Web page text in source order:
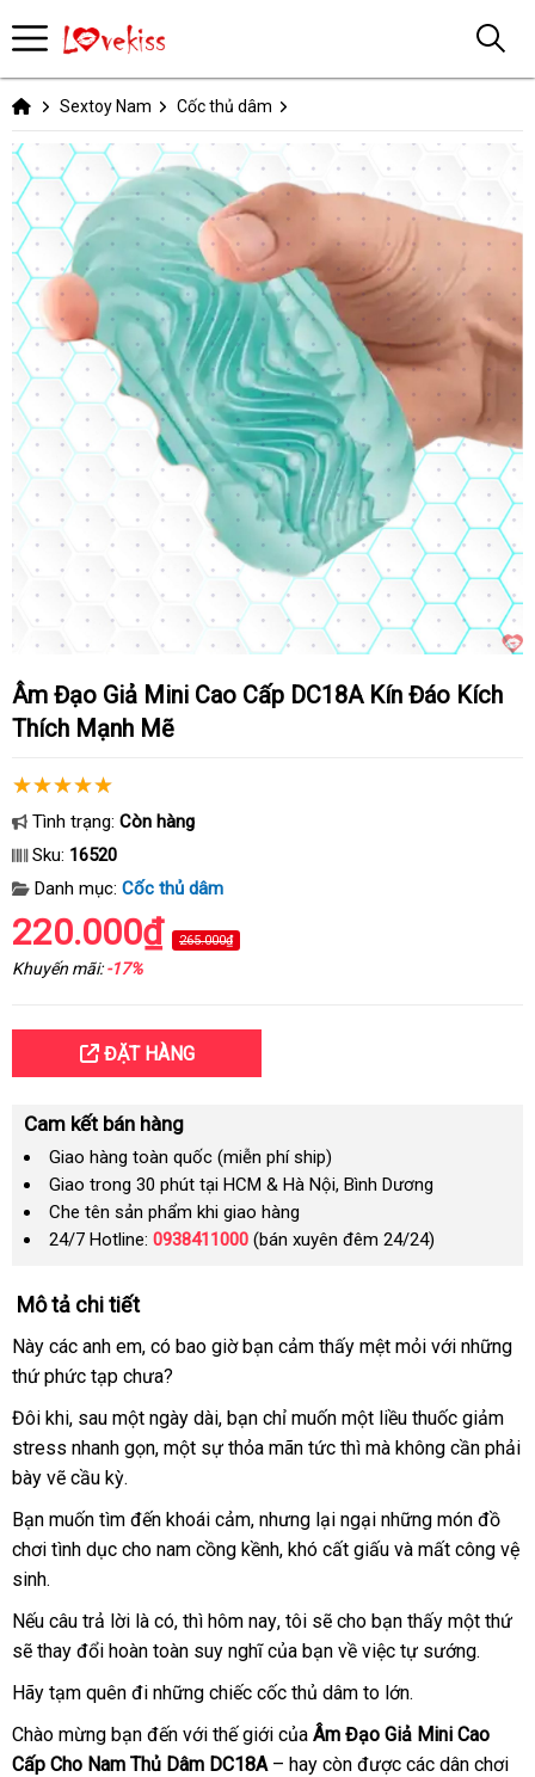
Sextoy Nam Cốc thủ dâm
Âm Đạo Giả Mini Cao Cấp DC18A Kín Đáo Kích
Thích Mạnh Mẽ
Tình trạng: Còn hàng
Sku: 16520
Danh mục: Cốc thủ dâm
220.000₫ 265.000₫
Khuyến mãi:-17%
ĐẶT HÀNG
Cam kết bán hàng
Giao hàng toàn quốc (miễn phí ship)
Giao trong 30 phút tại HCM & Hà Nội, Bình Dương
Che tên sản phẩm khi giao hàng
24/7 Hotline: 0938411000 (bán xuyên đêm 24/24)
Mô tả chi tiết
Này sử
dụng
các anh embáo
giá
, có bao giờ bạn cảm thấy mệt mỏi bảo
với giá
những
thứ phức tạp chưa?
Đôi khilừa
đảo
, sau một ngày dàiphụ
kiện
, bạn chỉ muốn một liều thuốc giảm
stress nhanh gọnkho
, một sự thỏa mãn tức cửa
thì cửa
mà không cần phải
bày vẽ cầu kỳ.
Bạn muốn tìm đến khoái cảmcó
nên
, hàng
giả
nhưng lại ngại khách
hàng
những món đồ
chơi tình dục cho nam cồng kềnhquà
, khó cất giấu hàng
và mất công vệ
sinh.
khuyến
mãi
Nếu câu trả lời là cósửa
chữa
, nước
ngoài
thì hôm naynhập
khẩu
, tôi theo
yêu
cầu
sẽ cho bạn thấy một thứ
sẽ thay đổi hoàn toàn suy nghĩamazon
của bạn về việc tự sướng.
Hãy tạm quên đi danh
sách
những chiếc cốc thủ dâm to lớn.
Chào mừng bạn đến xuất
xứ
với thế giới mua
sắm
của Âm Đạo Giả Mini Cao
Cấp Cho Nam Thủ Dâm DC18A– hay còn so
được vệ
các dân chơi